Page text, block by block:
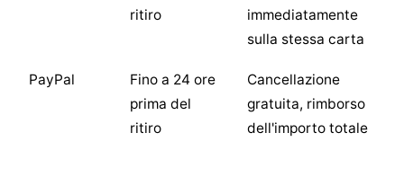
ritiro
immediatamente
sulla stessa carta
PayPal
Fino a 24 ore
prima del
ritiro
Cancellazione
gratuita, rimborso
dell'importo totale